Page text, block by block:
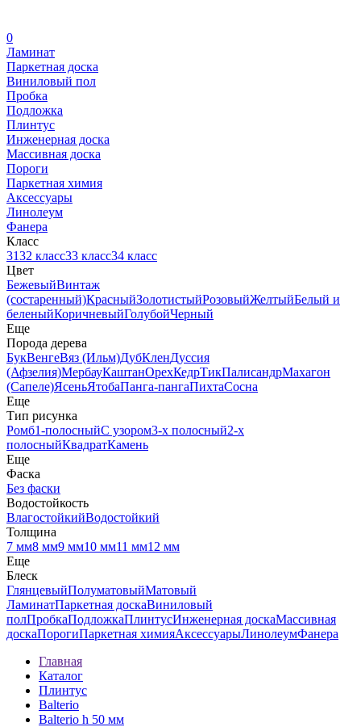
0
Ламинат
Паркетная доска
Виниловый пол
Пробка
Подложка
Плинтус
Инженерная доска
Массивная доска
Пороги
Паркетная химия
Аксессуары
Линолеум
Фанера
Класс
3132 класс33 класс34 класс
Цвет
БежевыйВинтаж
(состаренный)КрасныйЗолотистыйРозовыйЖелтыйБелый и
беленыйКоричневыйГолубойЧерный
Еще
Порода дерева
БукВенгеВяз (Ильм)ДубКленДуссия
(Афзелия)МербауКаштанОрехКедрТикПалисандрМахагон
(Сапеле)ЯсеньЯтобаПанга-пангаПихтаСосна
Еще
Тип рисунка
Ромб1-полосныйС узором3-х полосный2-х
полосныйКвадратКамень
Еще
Фаска
Без фаски
Водостойкость
ВлагостойкийВодостойкий
Толщина
7 мм8 мм9 мм10 мм11 мм12 мм
Еще
Блеск
ГлянцевыйПолуматовыйМатовый
ЛаминатПаркетная доскаВиниловый
полПробкаПодложкаПлинтусИнженерная доскаМассивная
доскаПорогиПаркетная химияАксессуарыЛинолеумФанера
Главная
Каталог
Плинтус
Balterio
Balterio h 50 мм